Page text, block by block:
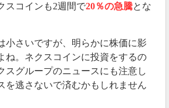
スコインも2週間で20％の急騰とな
小さいですが、明らかに株価に影
ね。ネクスコインに投資をするの
スグループのニュースにも注意し
を逃さないで済むかもしれません